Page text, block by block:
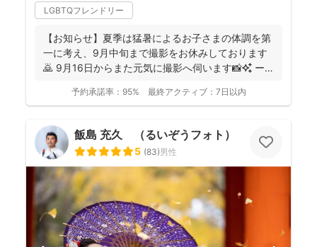
LGBTQフレンドリー
【お知らせ】夏季は猛暑によるお子さまの体調を第
一に考え、9月中旬まで撮影をお休みしております
🙇 9月16日からまた元気に撮影へ伺います📸✨ ー
予約承諾率： 95% 最終アクティブ： 7日以内
飯島 充久 （るいぞうフォト）
5 (83)男性